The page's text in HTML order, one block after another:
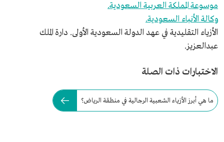
موسوعة المملكة العربية السعودية.
وكالة الأنباء السعودية.
الأزياء التقليدية في عهد الدولة السعودية الأولى. دارة الملك
عبدالعزيز.
الاختبارات ذات الصلة
ما هي أبرز الأزياء الشعبية الرجالية في منطقة الرياض؟